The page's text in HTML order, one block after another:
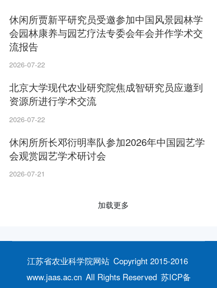
休闲所贾新平研究员受邀参加中国风景园林学
会园林康养与园艺疗法专委会年会并作学术交
流报告
2026-07-22
北京大学现代农业研究院焦成智研究员应邀到
资源所进行学术交流
2026-07-22
休闲所所长邓衍明率队参加2026年中国园艺学
会观赏园艺学术研讨会
2026-07-21
加载更多
江苏省农业科学院网站 Copyright 2015-2016
www.jaas.ac.cn All Rights Reserved 苏ICP备